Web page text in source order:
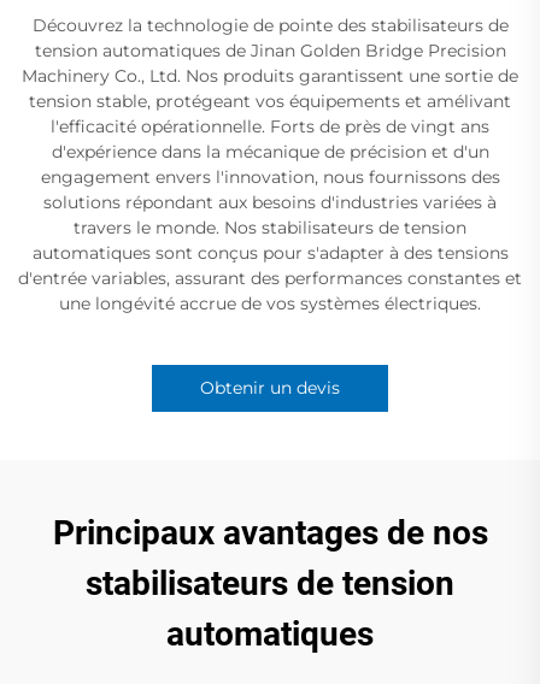
Découvrez la technologie de pointe des stabilisateurs de
tension automatiques de Jinan Golden Bridge Precision
Machinery Co., Ltd. Nos produits garantissent une sortie de
tension stable, protégeant vos équipements et amélivant
l'efficacité opérationnelle. Forts de près de vingt ans
d'expérience dans la mécanique de précision et d'un
engagement envers l'innovation, nous fournissons des
solutions répondant aux besoins d'industries variées à
travers le monde. Nos stabilisateurs de tension
automatiques sont conçus pour s'adapter à des tensions
d'entrée variables, assurant des performances constantes et
une longévité accrue de vos systèmes électriques.
Obtenir un devis
Principaux avantages de nos
stabilisateurs de tension
automatiques